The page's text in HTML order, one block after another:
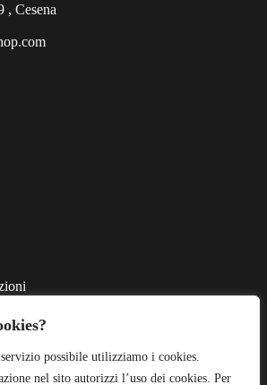
possibile utilizziamo i cookies.
nel sito autorizzi l’uso dei cookies. Per
, Cesena